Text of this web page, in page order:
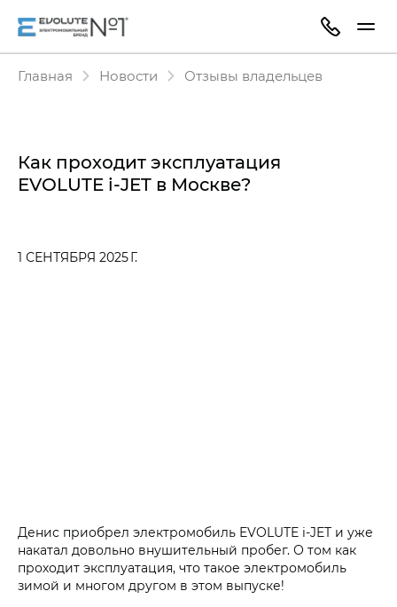
Главная Новости Отзывы владельцев
Как проходит эксплуатация
EVOLUTE i‑JET в Москве?
1 СЕНТЯБРЯ 2025 Г.
Денис приобрел электромобиль EVOLUTE i‑JET и уже
накатал довольно внушительный пробег. О том как
проходит эксплуатация, что такое электромобиль
зимой и многом другом в этом выпуске!